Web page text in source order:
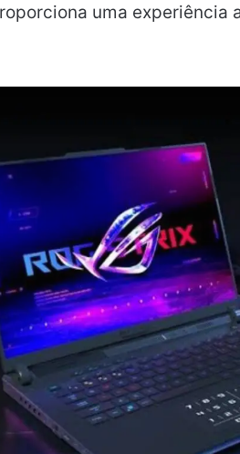
uma experiência